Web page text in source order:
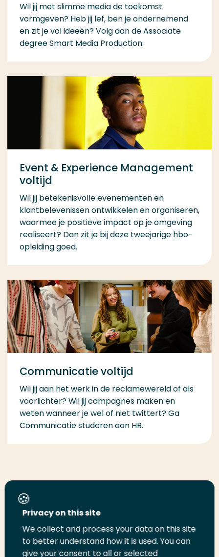
Wil jij met slimme media de toekomst
vormgeven? Heb jij lef, ben je ondernemend
en zit je vol ideeën? Volg dan de Associate
degree Smart Media Production.
Event & Experience Management
voltijd
Wil jij betekenisvolle evenementen en
klantbelevenissen ontwikkelen en organiseren,
waarmee je positieve impact op je omgeving
realiseert? Dan zit je bij deze tweejarige hbo-
opleiding goed.
Communicatie voltijd
Wil jij aan het werk in de reclamewereld of als
voorlichter? Wil jij campagnes maken en
weten wanneer je wel of niet twittert? Ga
Communicatie studeren aan HR.
Deel deze pagina
DeelDeelDeelEmailPrint
Privacy on this site
We collect and process your data on this site
to better understand how it is used. You can
give your consent to all or selected